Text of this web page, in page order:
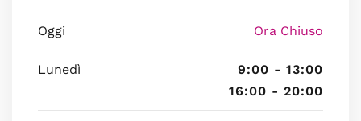
Oggi Ora Chiuso
Lunedì
9:00 - 13:00
16:00 - 20:00